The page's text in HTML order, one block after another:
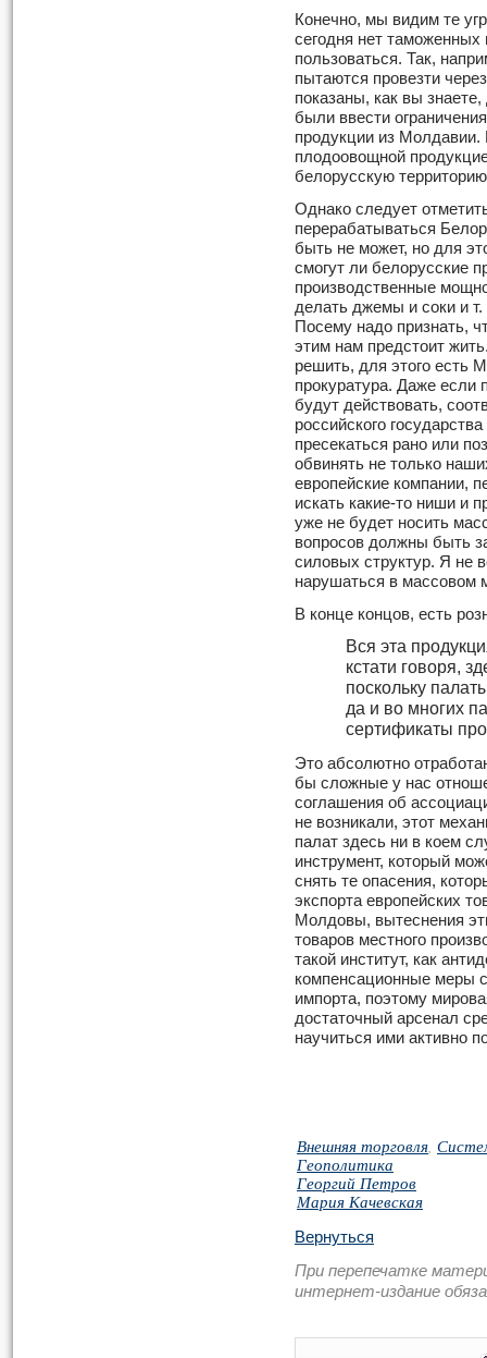
Конечно, мы видим те
сегодня нет
пользоваться. Так,
пытаются провезти
показаны, как вы
были ввести
продукции из Молдавии.
плодоовощной
белорусскую
Однако следует
перерабатываться
быть не может, но для
смогут ли белорусские
производственные
делать джемы и соки и
Посему надо признать,
этим нам предстоит
решить, для этого есть
прокуратура. Даже если
будут действовать,
российского
пресекаться рано или
обвинять не только
европейские компании,
искать какие-то ниши и
уже не будет носить
вопросов должны быть
силовых структур. Я не
нарушаться в массовом
В конце концов, есть
Вся эта
кстати говоря,
поскольку
да и во многих
сертификаты
Это абсолютно
бы сложные у нас
соглашения об
не возникали, этот
палат здесь ни в коем
инструмент, который
снять те опасения,
экспорта европейских
Молдовы, вытеснения
товаров местного
такой институт, как
компенсационные меры
импорта, поэтому
достаточный арсенал
научиться ими активно
Внешняя торговля,
Геополитика
Георгий Петров
Мария Качевская
Вернуться
При перепечатке
интернет-издание